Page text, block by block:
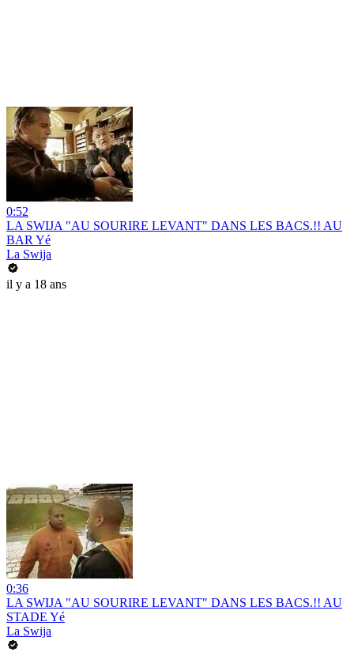
0:52
LA SWIJA "AU SOURIRE LEVANT" DANS LES BACS.!! AU
BAR Yé
La Swija
il y a 18 ans
0:36
LA SWIJA "AU SOURIRE LEVANT" DANS LES BACS.!! AU
STADE Yé
La Swija